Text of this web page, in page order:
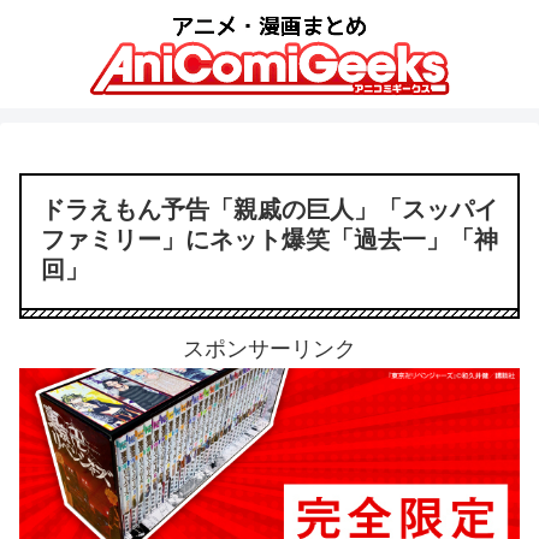
ドラえもん予告「親戚の巨人」「スッパイ
ファミリー」にネット爆笑「過去一」「神
回」
スポンサーリンク